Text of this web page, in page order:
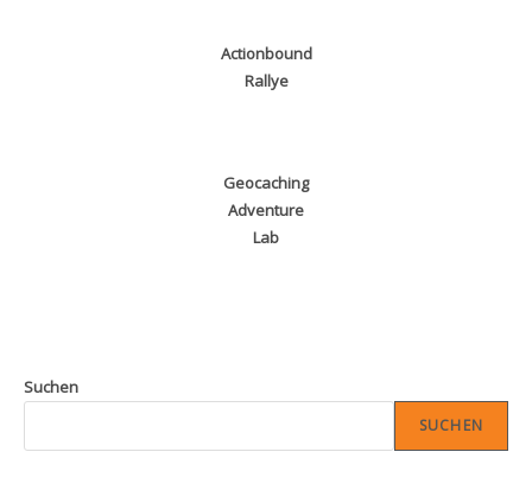
Actionbound
Rallye
Geocaching
Adventure
Lab
Suchen
SUCHEN